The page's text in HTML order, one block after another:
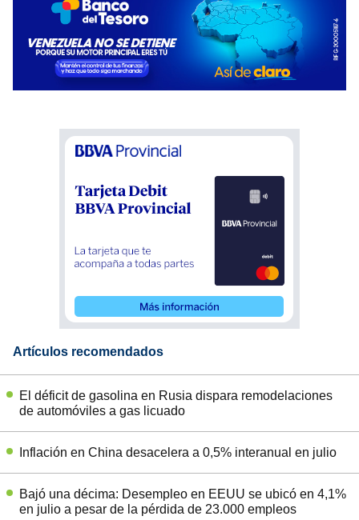
Artículos recomendados
El déficit de gasolina en Rusia dispara remodelaciones
de automóviles a gas licuado
Inflación en China desacelera a 0,5% interanual en julio
Bajó una décima: Desempleo en EEUU se ubicó en 4,1%
en julio a pesar de la pérdida de 23.000 empleos